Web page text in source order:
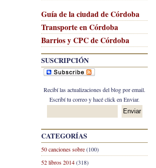
Guía de la ciudad de Córdoba
Transporte en Córdoba
Barrios y CPC de Córdoba
SUSCRIPCIÓN
Recibí las actualizaciones del blog por email.
Escribí tu correo y hacé click en Enviar.
CATEGORÍAS
50 canciones sobre(100)
52 libros 2014(318)